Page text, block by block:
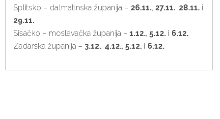
Splitsko – dalmatinska županija – 26.11. 27.11. 28.11. i
29.11.
Sisačko – moslavačka županija – 1.12. 5.12. i 6.12.
Zadarska županija – 3.12. 4.12. 5.12. i 6.12.